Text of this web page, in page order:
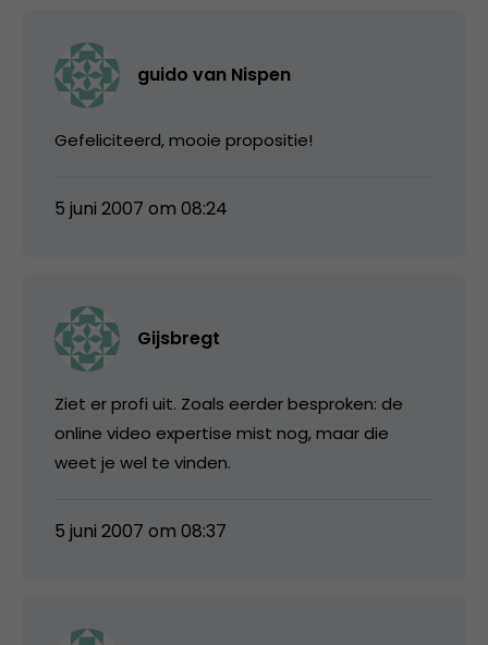
guido van Nispen
Gefeliciteerd, mooie propositie!
5 juni 2007 om 08:24
Gijsbregt
Ziet er profi uit. Zoals eerder besproken: de
online video expertise mist nog, maar die
weet je wel te vinden.
5 juni 2007 om 08:37